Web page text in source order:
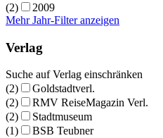
(2)
2009
Mehr Jahr-Filter anzeigen
Verlag
Suche auf Verlag einschränken
(2)
Goldstadtverl.
(2)
RMV ReiseMagazin Verl.
(2)
Stadtmuseum
(1)
BSB Teubner